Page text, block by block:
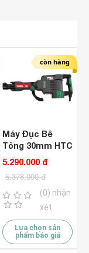
còn hàng
Máy Đục Bê
Tông 30mm HTC
HT8895 Hammer
5.290.000 đ
5.378.000 đ
(0) nhận
xét
Lựa chọn sản
phẩm báo giá